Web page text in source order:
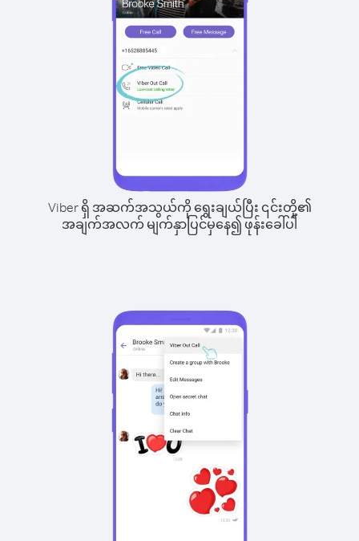
Viber ရှိ အဆက်အသွယ်ကို ရွေးချယ်ပြီး ၎င်းတို့၏
အချက်အလက် မျက်နှာပြင်မှနေ၍ ဖုန်းခေါ်ပါ